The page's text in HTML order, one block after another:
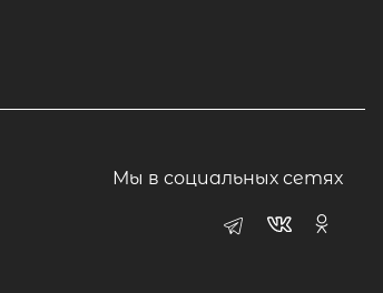
Мы в социальных сетях